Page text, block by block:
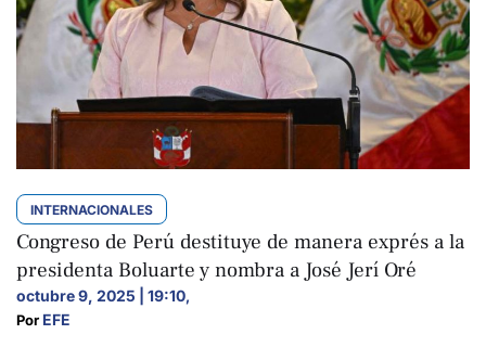
INTERNACIONALES
Congreso de Perú destituye de manera exprés a la
presidenta Boluarte y nombra a José Jerí Oré
octubre 9, 2025 | 19:10,
Por EFE